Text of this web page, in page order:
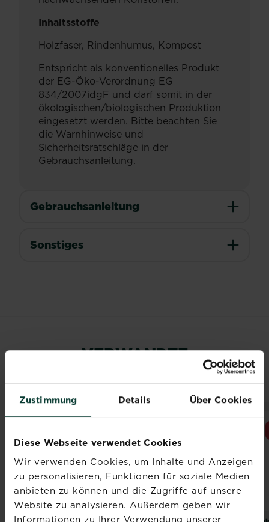
Zustimmung Details Über Cookies
Diese Webseite verwendet Cookies
Wir verwenden Cookies, um Inhalte und Anzeigen
zu personalisieren, Funktionen für soziale Medien
anbieten zu können und die Zugriffe auf unsere
Website zu analysieren. Außerdem geben wir
Informationen zu Ihrer Verwendung unserer
Inhaltsstoffe
Holzfaser, Rindenhumus, Kompost
Entspricht als konventionelles Produkt
der EG-Öko-Verordnung EG
834/2007idgF und darf somit in der
ökologischen/biologischen Produktion
eingesetzt werden. Bitte beachten Sie
die Warnhinweise und
Sicherheitsratschläge in der
Gebrauchsanleitung.
Gebrauchsanleitung
Sonstiges
VERWANDTE
® ® ®